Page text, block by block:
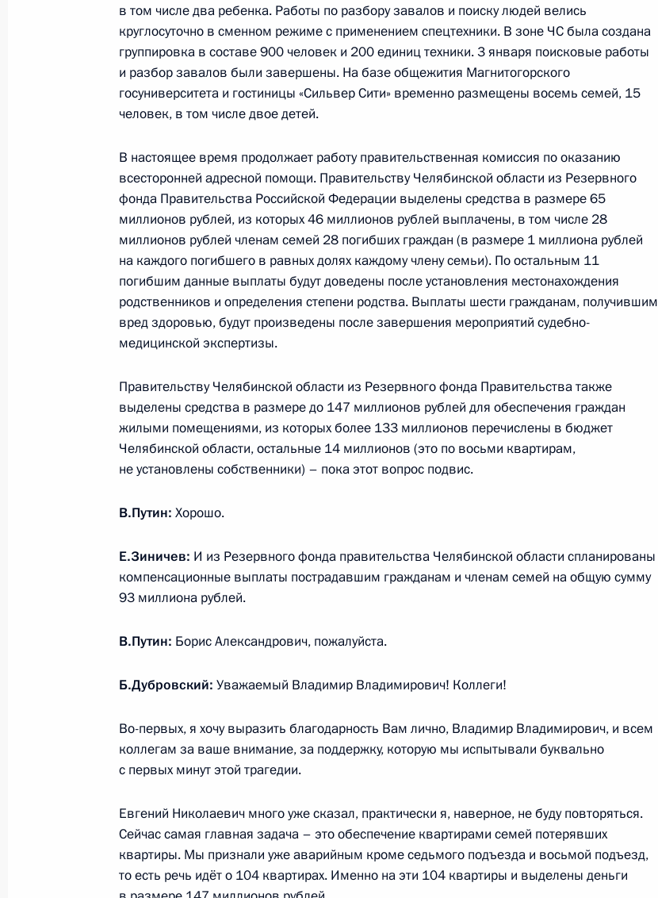
14 января 2019 года, 15:00
Поздравление Николу Пашиняну с назначением на пост
Премьер-министра Армении
Поручения в связи со взрывом газа в жилом доме в Ростовской
области
14 января 2019 года, 10:40
11 января 2019 года, пятница
11 января 2019 года, 13:40 Москва, Кремль
10 января 2019 года, четверг
9 января 2019 года, среда
Телефонный разговор с Федеральным канцлером Германии
Ангелой Меркель
9 января 2019 года, 21:10
Показать предыдущие материалы
в том числе два ребенка. Работы по разбору завалов и поиску людей велись
круглосуточно в сменном режиме с применением спецтехники. В зоне ЧС была создана
группировка в составе 900 человек и 200 единиц техники. 3 января поисковые работы
и разбор завалов были завершены. На базе общежития Магнитогорского
госуниверситета и гостиницы «Сильвер Сити» временно размещены восемь семей, 15
человек, в том числе двое детей.
В настоящее время продолжает работу правительственная комиссия по оказанию
всесторонней адресной помощи. Правительству Челябинской области из Резервного
фонда Правительства Российской Федерации выделены средства в размере 65
миллионов рублей, из которых 46 миллионов рублей выплачены, в том числе 28
миллионов рублей членам семей 28 погибших граждан (в размере 1 миллиона рублей
на каждого погибшего в равных долях каждому члену семьи). По остальным 11
погибшим данные выплаты будут доведены после установления местонахождения
родственников и определения степени родства. Выплаты шести гражданам, получившим
вред здоровью, будут произведены после завершения мероприятий судебно-
медицинской экспертизы.
Правительству Челябинской области из Резервного фонда Правительства также
выделены средства в размере до 147 миллионов рублей для обеспечения граждан
жилыми помещениями, из которых более 133 миллионов перечислены в бюджет
Челябинской области, остальные 14 миллионов (это по восьми квартирам,
не установлены собственники) – пока этот вопрос подвис.
В.Путин: Хорошо.
Е.Зиничев: И из Резервного фонда правительства Челябинской области спланированы
компенсационные выплаты пострадавшим гражданам и членам семей на общую сумму
93 миллиона рублей.
В.Путин: Борис Александрович, пожалуйста.
Б.Дубровский: Уважаемый Владимир Владимирович! Коллеги!
Во-первых, я хочу выразить благодарность Вам лично, Владимир Владимирович, и всем
коллегам за ваше внимание, за поддержку, которую мы испытывали буквально
с первых минут этой трагедии.
Евгений Николаевич много уже сказал, практически я, наверное, не буду повторяться.
Сейчас самая главная задача – это обеспечение квартирами семей потерявших
квартиры. Мы признали уже аварийным кроме седьмого подъезда и восьмой подъезд,
то есть речь идёт о 104 квартирах. Именно на эти 104 квартиры и выделены деньги